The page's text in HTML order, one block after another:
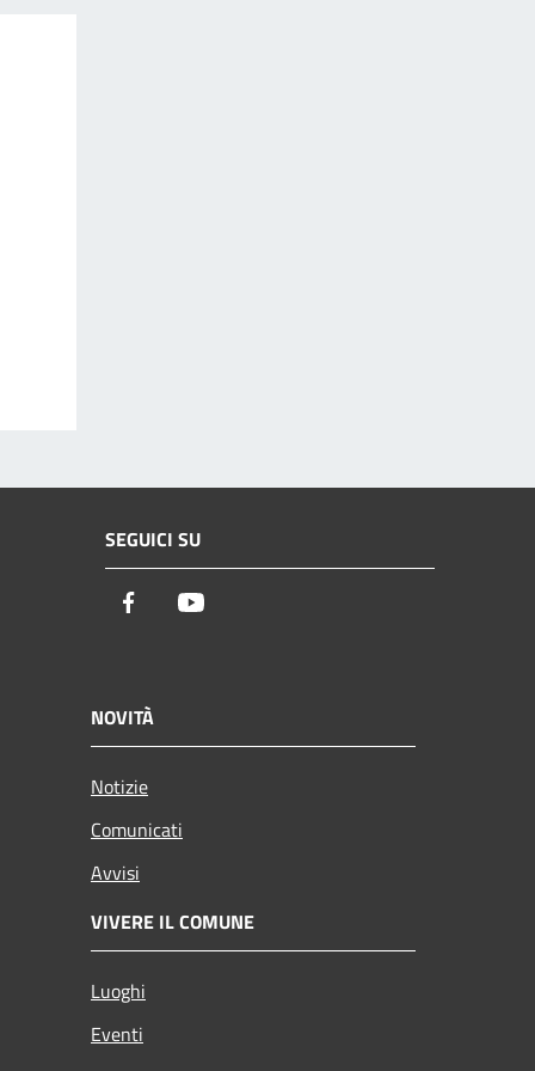
SEGUICI SU
Facebook
NOVITÀ
Notizie
Comunicati
Avvisi
VIVERE IL COMUNE
Luoghi
Eventi